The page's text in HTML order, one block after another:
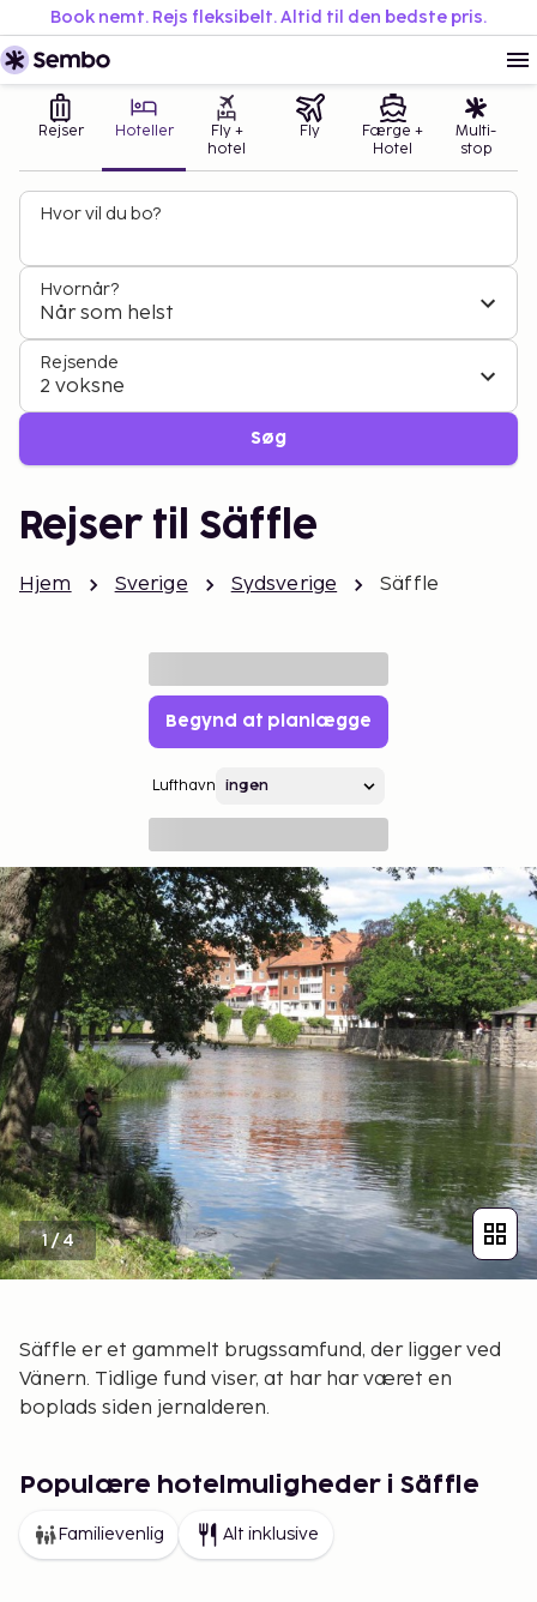
Book nemt. Rejs fleksibelt. Altid til den bedste pris.
Rejser Hoteller
Fly +
hotel
Fly
Færge +
Hotel
Multi-
stop
Hvor vil du bo?
Hvornår?
Når som helst
Rejsende
2 voksne
Søg
Rejser til Säffle
Hjem Sverige Sydsverige Säffle
Begynd at planlægge
Lufthavn
1/4
Säffle er et gammelt brugssamfund, der ligger ved
Vänern. Tidlige fund viser, at har har været en
boplads siden jernalderen.
Populære hotelmuligheder i Säffle
Familievenlig Alt inklusive